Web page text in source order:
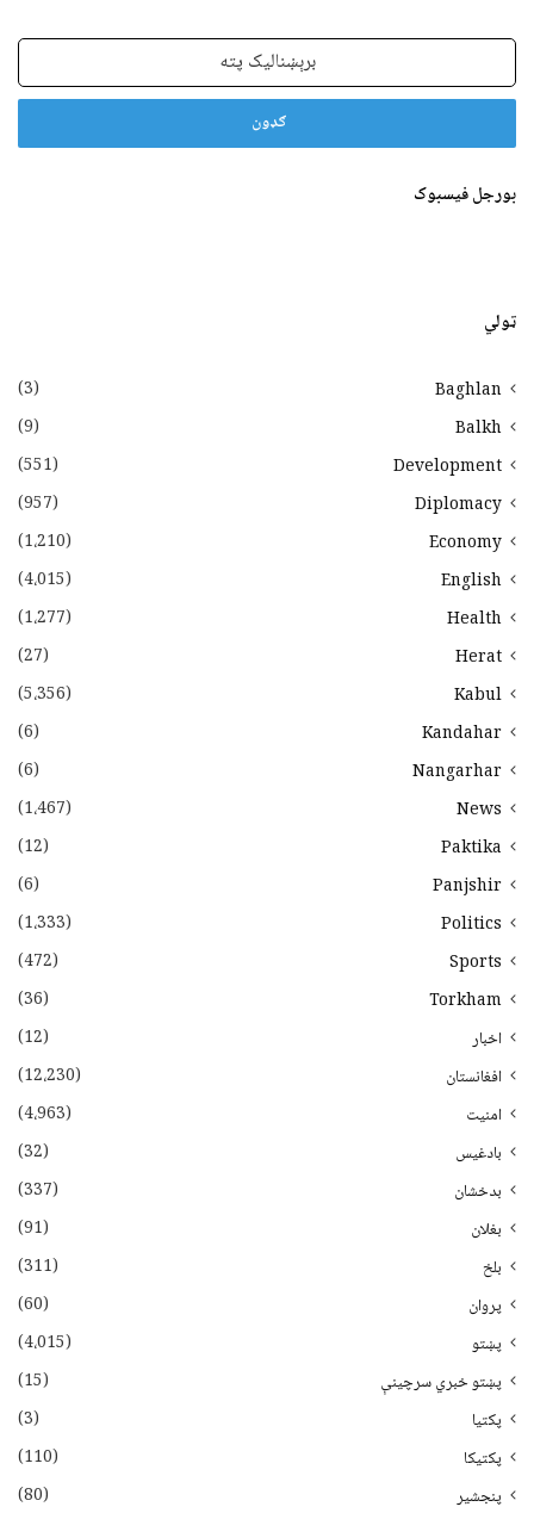
برېښنالیک
بورجل فیسبوک
ټولي
Baghlan
(3)
Balkh
(9)
Development
(551)
Diplomacy
(957)
Economy
(1،210)
English
(4،015)
Health
(1،277)
Herat
(27)
Kabul
(5،356)
Kandahar
(6)
Nangarhar
(6)
News
(1،467)
Paktika
(12)
Panjshir
(6)
Politics
(1،333)
Sports
(472)
Torkham
(36)
اخبار
(12)
افغانستان
(12،230)
امنیت
(4،963)
بادغیس
(32)
بدخشان
(337)
بغلان
(91)
بلخ
(311)
پروان
(60)
پښتو
(4،015)
پښتو خبري سرچينې
(15)
پکتيا
(3)
پکتیکا
(110)
پنجشیر
(80)